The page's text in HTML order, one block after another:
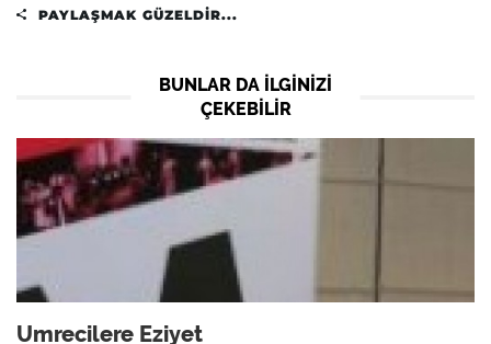
PAYLAŞMAK GÜZELDIR...
BUNLAR DA ILGINIZI
ÇEKEBILIR
Umrecilere Eziyet